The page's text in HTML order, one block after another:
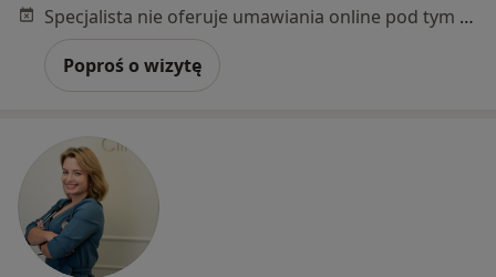
Specjalista nie oferuje umawiania online pod tym adresem.
Poproś o wizytę